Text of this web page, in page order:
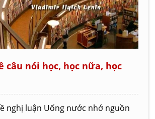
câu nói học, học nữa, học
nghị luận Uống nước nhớ nguồn